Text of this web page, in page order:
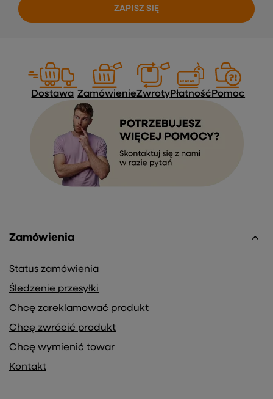
ZAPISZ SIĘ
Dostawa ZamówienieZwrotyPłatność Pomoc
Zamówienia
Status zamówienia
Śledzenie przesyłki
Chcę zareklamować produkt
Chcę zwrócić produkt
Chcę wymienić towar
Kontakt